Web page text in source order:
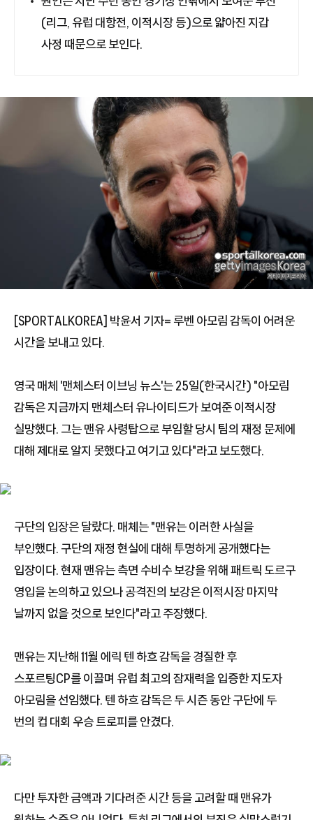
(리그, 유럽 대항전, 이적시장 등)으로 얇아진 지갑
사정 때문으로 보인다.
[SPORTALKOREA] 박윤서 기자= 루벤 아모림 감독이 어려운
시간을 보내고 있다.
영국 매체 '맨체스터 이브닝 뉴스'는 25일(한국시간) "아모림
감독은 지금까지 맨체스터 유나이티드가 보여준 이적시장
실망했다. 그는 맨유 사령탑으로 부임할 당시 팀의 재정 문제에
대해 제대로 알지 못했다고 여기고 있다"라고 보도했다.
구단의 입장은 달랐다. 매체는 "맨유는 이러한 사실을
부인했다. 구단의 재정 현실에 대해 투명하게 공개했다는
입장이다. 현재 맨유는 측면 수비수 보강을 위해 패트릭 도르구
영입을 논의하고 있으나 공격진의 보강은 이적시장 마지막
날까지 없을 것으로 보인다"라고 주장했다.
맨유는 지난해 11월 에릭 텐 하흐 감독을 경질한 후
스포르팅CP를 이끌며 유럽 최고의 잠재력을 입증한 지도자
아모림을 선임했다. 텐 하흐 감독은 두 시즌 동안 구단에 두
번의 컵 대회 우승 트로피를 안겼다.
다만 투자한 금액과 기다려준 시간 등을 고려할 때 맨유가